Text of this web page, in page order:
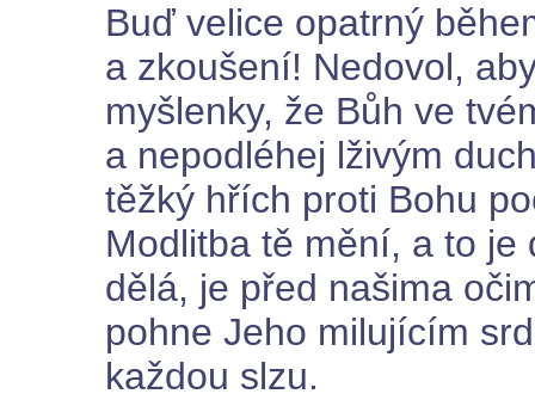
Buď velice opatrný
a zkoušení! Nedovol,
myšlenky, že Bůh ve
a nepodléhej lživým
těžký hřích proti Bohu
Modlitba tě mění, a to
dělá, je před našima
pohne Jeho milujícím
každou slzu.